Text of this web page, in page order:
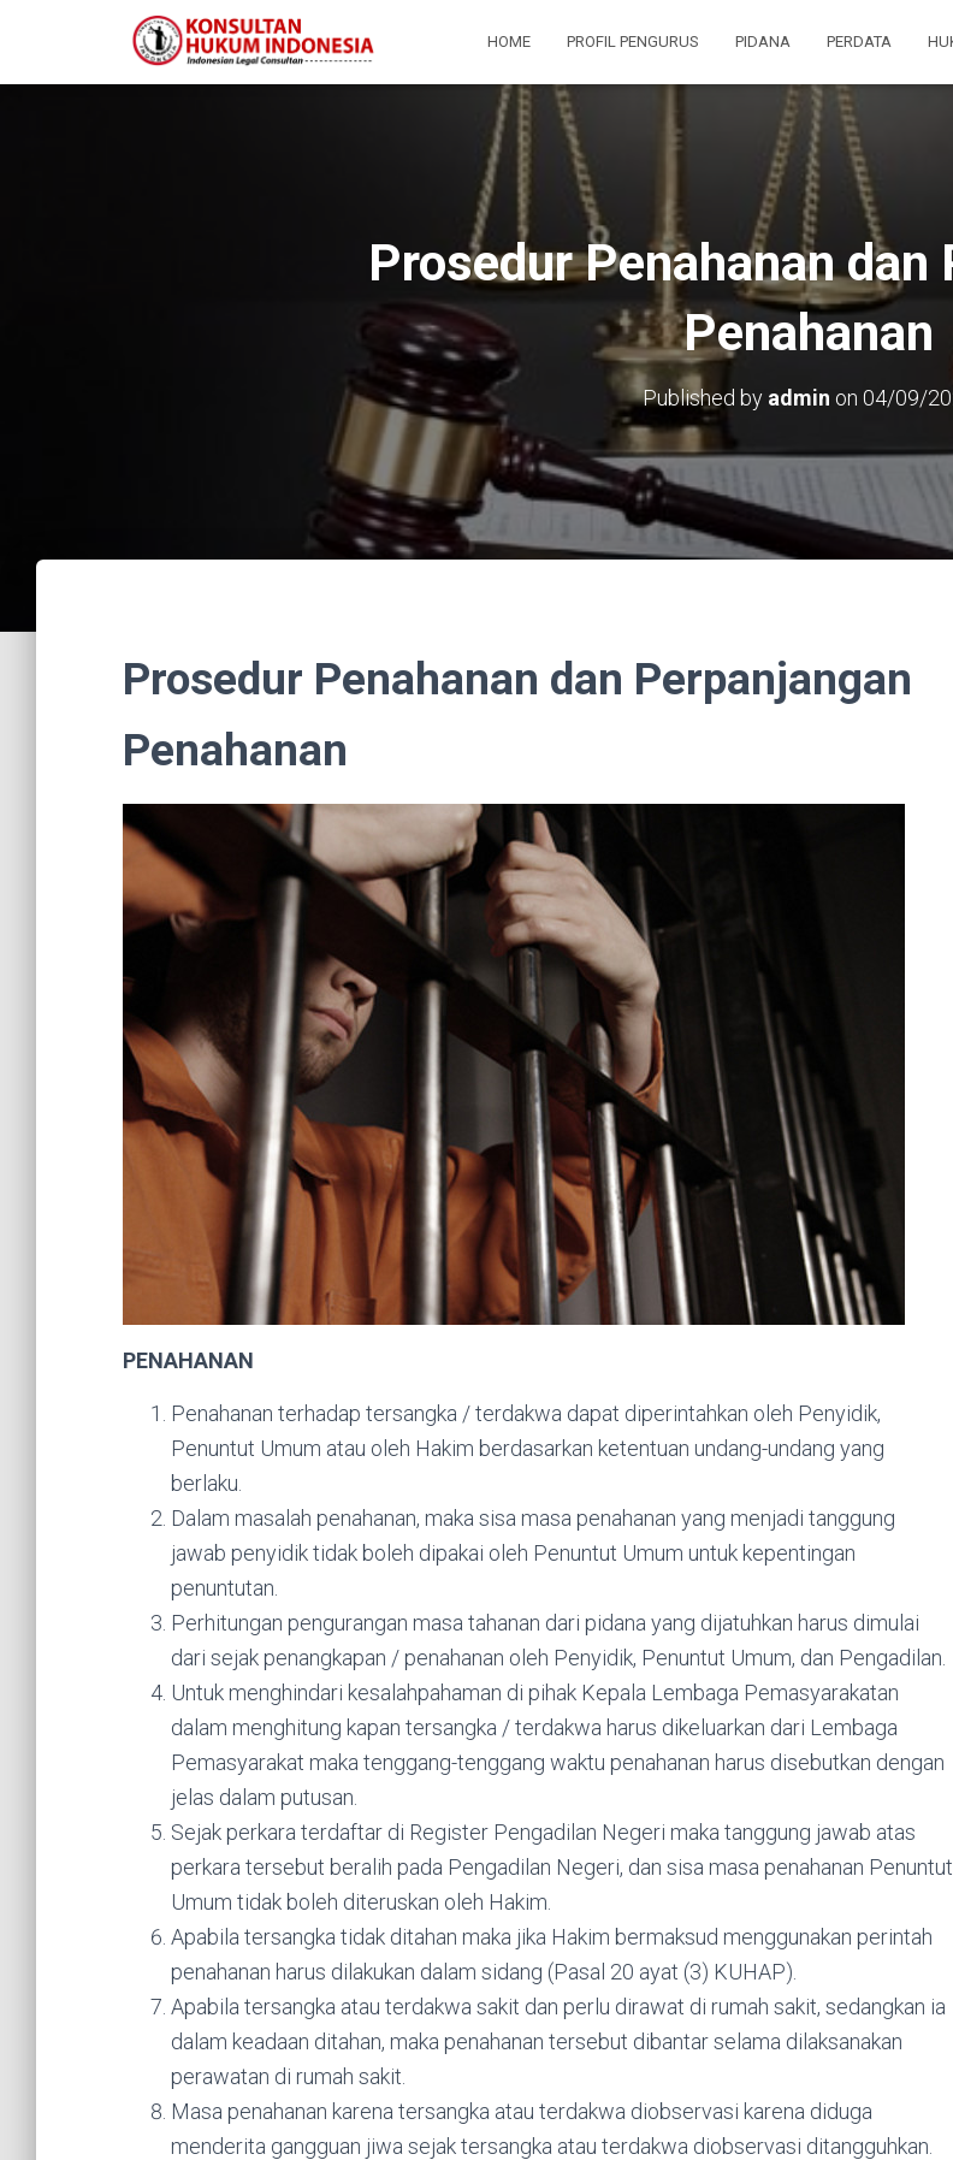
HOME PROFIL PENGURUS PIDANA PERDATA
Prosedur Penahanan dan
Penahanan
Published by admin on 04/09/
Prosedur Penahanan dan Perpanjangan
Penahanan
PENAHANAN
Penahanan terhadap tersangka / terdakwa dapat diperintahkan oleh Penyidik,
Penuntut Umum atau oleh Hakim berdasarkan ketentuan undang-undang yang
berlaku.
Dalam masalah penahanan, maka sisa masa penahanan yang menjadi tanggung
jawab penyidik tidak boleh dipakai oleh Penuntut Umum untuk kepentingan
penuntutan.
Perhitungan pengurangan masa tahanan dari pidana yang dijatuhkan harus dimulai
dari sejak penangkapan / penahanan oleh Penyidik, Penuntut Umum, dan Pengadilan.
Untuk menghindari kesalahpahaman di pihak Kepala Lembaga Pemasyarakatan
dalam menghitung kapan tersangka / terdakwa harus dikeluarkan dari Lembaga
Pemasyarakat maka tenggang-tenggang waktu penahanan harus disebutkan dengan
jelas dalam putusan.
Sejak perkara terdaftar di Register Pengadilan Negeri maka tanggung jawab atas
perkara tersebut beralih pada Pengadilan Negeri, dan sisa masa penahanan Penuntut
Umum tidak boleh diteruskan oleh Hakim.
Apabila tersangka tidak ditahan maka jika Hakim bermaksud menggunakan perintah
penahanan harus dilakukan dalam sidang (Pasal 20 ayat (3) KUHAP).
Apabila tersangka atau terdakwa sakit dan perlu dirawat di rumah sakit, sedangkan ia
dalam keadaan ditahan, maka penahanan tersebut dibantar selama dilaksanakan
perawatan di rumah sakit.
Masa penahanan karena tersangka atau terdakwa diobservasi karena diduga
menderita gangguan jiwa sejak tersangka atau terdakwa diobservasi ditangguhkan.